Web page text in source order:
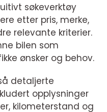
søkeverktøy
etter pris, merke,
relevante kriterier.
bilen som
ønsker og behov.
detaljerte
opplysninger
kilometerstand og